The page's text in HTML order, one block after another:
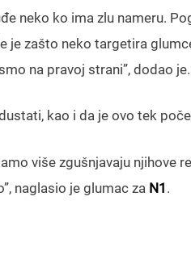
neko ko ima zlu nameru.
je zašto neko targetira
na pravoj strani”, dodao je.
kao i da je ovo tek
više zgušnjavaju njihove
naglasio je glumac za N1 .